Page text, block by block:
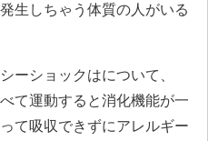
生しちゃう体質の人がいる
ーショックはについて、
て運動すると消化機能が一
て吸収できずにアレルギー